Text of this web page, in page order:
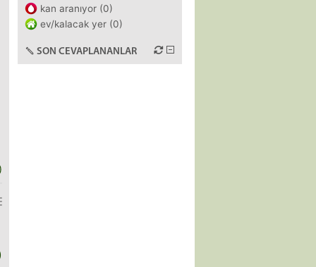
kan aranıyor (0)
ev/kalacak yer (0)
SON CEVAPLANANLAR